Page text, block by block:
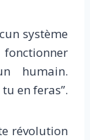
système
humain.
en feras”.
révolution